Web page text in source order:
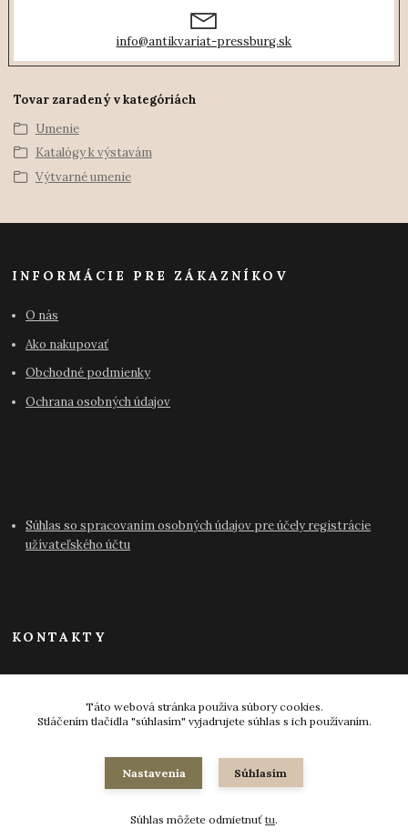
info@antikvariat-pressburg.sk
Tovar zaradený v kategóriách
Umenie
Katalógy k výstavám
Výtvarné umenie
INFORMÁCIE PRE ZÁKAZNÍKOV
O nás
Ako nakupovať
Obchodné podmienky
Ochrana osobných údajov
Súhlas so spracovaním osobných údajov pre účely registrácie
užívateľského účtu
KONTAKTY
Vytvorené na
Eshop-rychlo.sk
Táto webová stránka používa súbory cookies.
Stláčením tlačidla "súhlasím" vyjadrujete súhlas s ich používaním.
Nastavenia Súhlasím
Súhlas môžete odmietnuť tu.